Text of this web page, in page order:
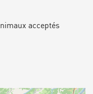
acceptés